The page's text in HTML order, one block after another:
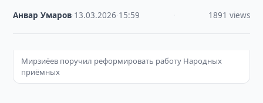
Анвар Умаров 13.03.2026 15:59 1891 views
Мирзиёев поручил реформировать работу Народных
приёмных